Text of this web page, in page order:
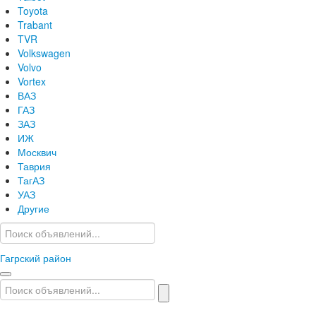
Toyota
Trabant
TVR
Volkswagen
Volvo
Vortex
ВАЗ
ГАЗ
ЗАЗ
ИЖ
Москвич
Таврия
ТагАЗ
УАЗ
Другие
Гагрский район